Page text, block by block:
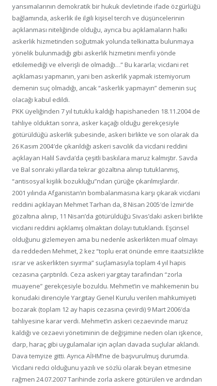
yansımalarının demokratik bir hukuk devletinde ifade özgürlüğü
bağlamında, askerlik ile ilgili kişisel tercih ve düşüncelerinin
açıklanması niteliğinde olduğu, ayrıca bu açıklamaların halkı
askerlik hizmetinden soğutmak yolunda telkinatta bulunmaya
yönelik bulunmadığı gibi askerlik hizmetini menfii yönde
etkilemediği ve elverişli de olmadığı…” Bu kararla; vicdani ret
açıklaması yapmanın, yani ben askerlik yapmak istemiyorum
demenin suç olmadığı, ancak “askerlik yapmayın” demenin suç
olacağı kabul edildi.
PKK üyeliğinden 7 yıl tutuklu kaldığı hapishaneden 18.11.2004 de
tahliye olduktan sonra, asker kaçağı olduğu gerekçesiyle
götürüldüğü askerlik şubesinde, askeri birlikte ve son olarak da
26 Kasım 2004′de çıkarıldığı askeri savcılık da vicdani reddini
açıklayan Halil Savda’da çeşitli baskılara maruz kalmıştır. Savda
ve Bal sonraki yıllarda tekrar gözaltına alınıp tutuklanmış,
“antisosyal kişilik bozukluğu”ndan çürüğe çıkarılmışlardır.
2001 yılında Afganistan’ın bombalanmasına karşı çıkarak vicdani
reddini açıklayan Mehmet Tarhan da, 8 Nisan 2005′de İzmir’de
gözaltına alınıp, 11 Nisan’da götürüldüğü Sivas’daki askeri birlikte
vicdani reddini açıklamış olmaktan dolayı tutuklandı. Eşcinsel
olduğunu gizlemeyen ama bu nedenle askerlikten muaf olmayı
da reddeden Mehmet, 2 kez “toplu erat önünde emre itaatsizlikte
ısrar ve askerlikten sıyırma” suçlamasıyla toplam 4 yıl hapis
cezasına çarptırıldı. Ceza askeri yargıtay tarafından “zorla
muayene” gerekçesiyle bozuldu. Mehmet’in ve mahkemenin bu
konudaki direnciyle Yargıtay Genel Kurulu verilen mahkumiyeti
bozarak (toplam 12 ay hapis cezasına çevirdi) 9 Mart 2006′da
tahliyesine karar verdi. Mehmet’in askeri cezaevinde maruz
kaldığı ve cezaevi yönetiminin de değişimine neden olan işkence,
darp, haraç gibi uygulamalar için açılan davada suçlular aklandı.
Dava temyize gitti. Ayrıca AİHM’ne de başvurulmuş durumda.
Vicdani redci olduğunu yazılı ve sözlü olarak beyan etmesine
rağmen 24.07.2007 Tarihinde zorla askere götürülen ve ardından